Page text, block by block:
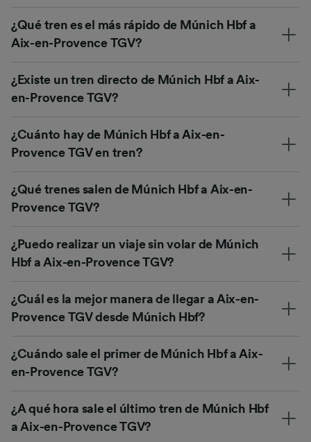
¿Qué tren es el más rápido de Múnich Hbf a
Aix-en-Provence TGV?
¿Existe un tren directo de Múnich Hbf a Aix-
en-Provence TGV?
¿Cuánto hay de Múnich Hbf a Aix-en-
Provence TGV en tren?
¿Qué trenes salen de Múnich Hbf a Aix-en-
Provence TGV?
¿Puedo realizar un viaje sin volar de Múnich
Hbf a Aix-en-Provence TGV?
¿Cuál es la mejor manera de llegar a Aix-en-
Provence TGV desde Múnich Hbf?
¿Cuándo sale el primer de Múnich Hbf a Aix-
en-Provence TGV?
¿A qué hora sale el último tren de Múnich Hbf
a Aix-en-Provence TGV?